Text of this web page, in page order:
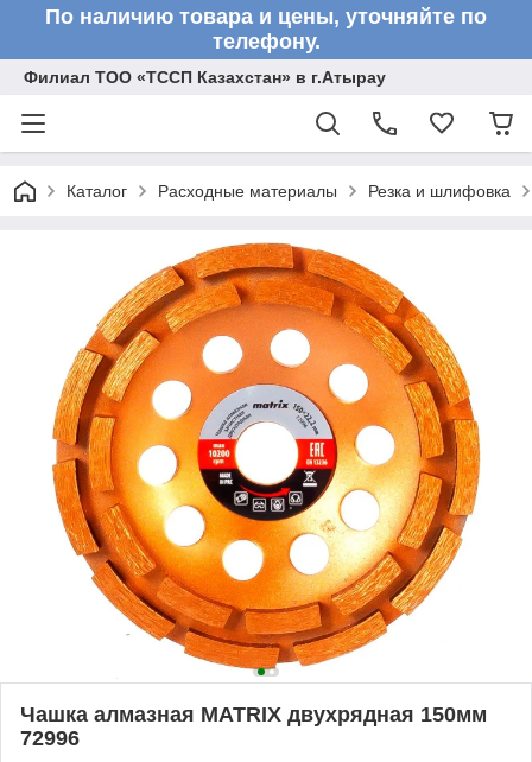
По наличию товара и цены, уточняйте по
телефону.
Филиал ТОО «ТССП Казахстан» в г.Атырау
Каталог Расходные материалы Резка и шлифовка
Чашка алмазная MATRIX двухрядная 150мм
72996